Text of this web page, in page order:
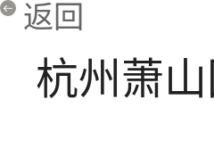
返回
杭州萧